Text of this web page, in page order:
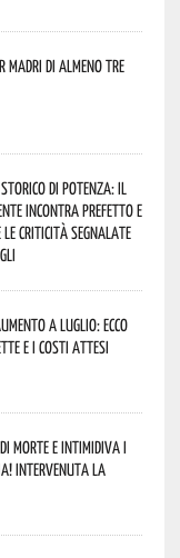
madri di almeno tre
di Potenza: il
incontra Prefetto e
le criticità segnalate
a luglio: ecco
e i costi attesi
morte e intimidiva i
Intervenuta la